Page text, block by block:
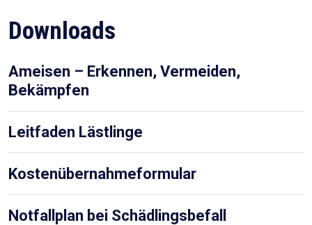
Downloads
Ameisen – Erkennen, Vermeiden,
Bekämpfen
Leitfaden Lästlinge
Kostenübernahmeformular
Notfallplan bei Schädlingsbefall